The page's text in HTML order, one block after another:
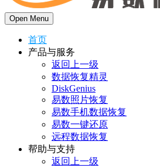
Open Menu
首页
产品与服务
返回上一级
数据恢复精灵
DiskGenius
易数照片恢复
易数手机数据恢复
易数一键还原
远程数据恢复
帮助与支持
返回上一级